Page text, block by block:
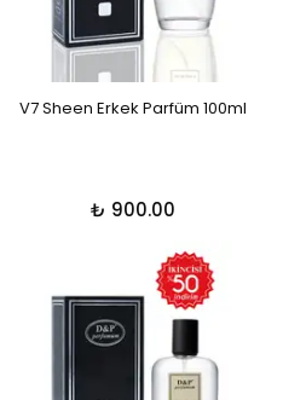
V7 Sheen Erkek Parfüm 100ml
₺ 900.00